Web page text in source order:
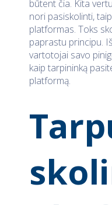
būtent čia. Kita
nori pasiskolinti,
platformas. Toks
paprastu principu.
vartotojai savo
kaip tarpininką
platformą.